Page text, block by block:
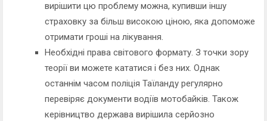
вирішити цю проблему можна, купивши іншу
страховку за більш високою ціною, яка допоможе
отримати гроші на лікування.
Необхідні права світового формату. З точки зору
теорії ви можете кататися і без них. Однак
останнім часом поліція Таїланду регулярно
перевіряє документи водіїв мотобайків. Також
керівництво держава вирішила серйозно